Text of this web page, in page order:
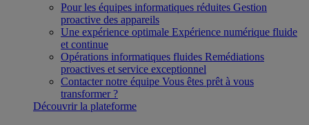
Pour les équipes informatiques réduites Gestion
proactive des appareils
Une expérience optimale Expérience numérique fluide
et continue
Opérations informatiques fluides Remédiations
proactives et service exceptionnel
Contacter notre équipe Vous êtes prêt à vous
transformer ?
Découvrir la plateforme